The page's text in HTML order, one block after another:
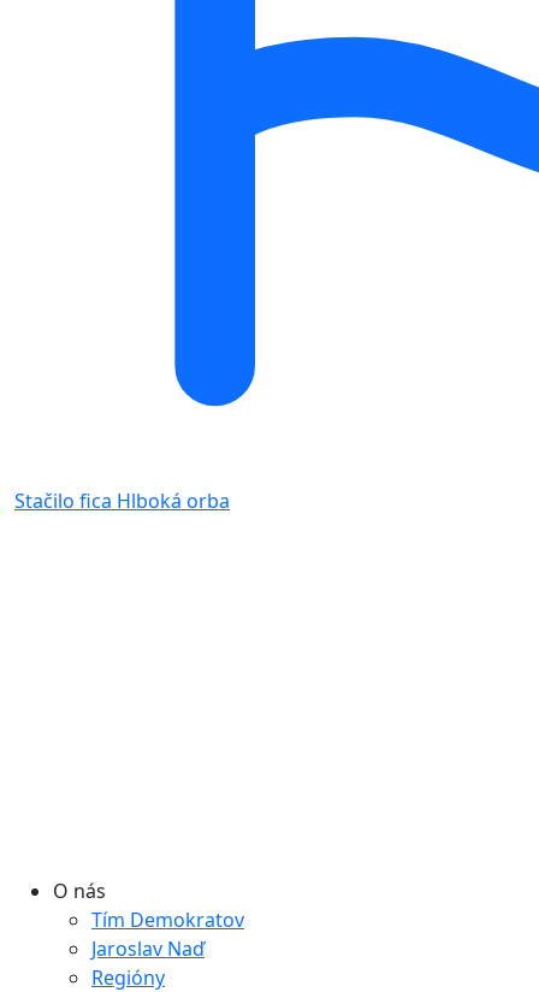
Stačilo fica Hlboká orba
O nás
Tím Demokratov
Jaroslav Naď
Regióny